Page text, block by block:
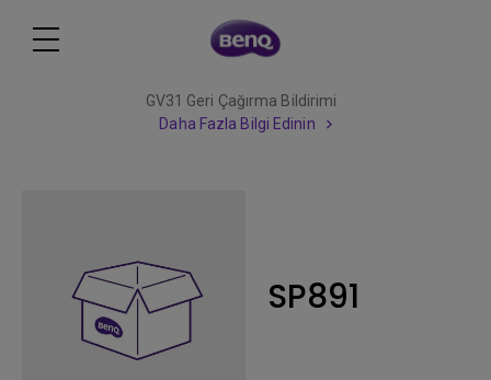
GV31 Geri Çağırma Bildirimi
Daha Fazla Bilgi Edinin
SP891